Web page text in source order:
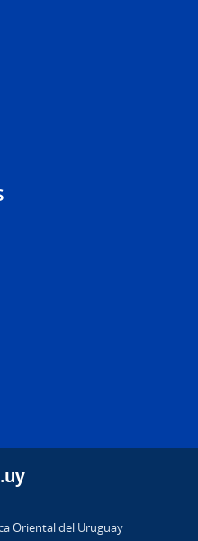
Oriental del Uruguay